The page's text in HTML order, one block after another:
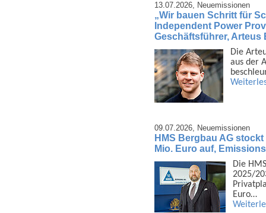
13.07.2026, Neuemissionen
„Wir bauen Schritt für
Independent Power
Geschäftsführer, Arteus
Die
aus der
09.07.2026, Neuemissionen
HMS Bergbau AG stockt
Mio. Euro auf,
Die
2025/
Euro…